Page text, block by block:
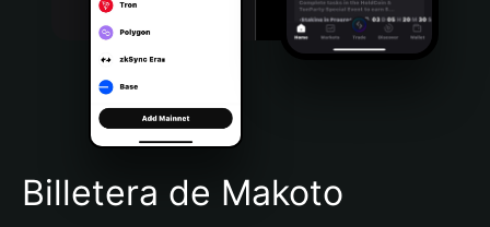
Português (Brasil)
Español (Argentina)
Billetera de Makoto